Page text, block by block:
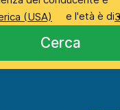
(USA)
e l'età è di
Cerca